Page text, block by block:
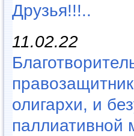
Друзья!!!..
11.02.22
олигархи, и